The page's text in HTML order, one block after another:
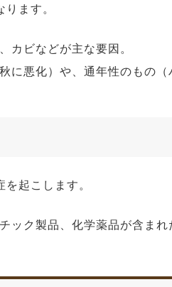
ます。
カビなどが主な要因。
に悪化）や、通年性のもの（
起こします。
ック製品、化学薬品が含まれ